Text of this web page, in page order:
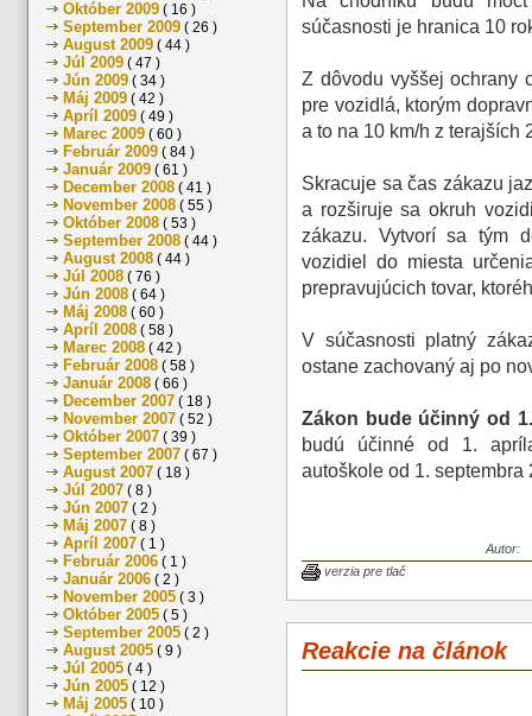
Október 2009 ( 16 )
September 2009 ( 26 )
August 2009 ( 44 )
Júl 2009 ( 47 )
Jún 2009 ( 34 )
Máj 2009 ( 42 )
Apríl 2009 ( 49 )
Marec 2009 ( 60 )
Február 2009 ( 84 )
Január 2009 ( 61 )
December 2008 ( 41 )
November 2008 ( 55 )
Október 2008 ( 53 )
September 2008 ( 44 )
August 2008 ( 44 )
Júl 2008 ( 76 )
Jún 2008 ( 64 )
Máj 2008 ( 60 )
Apríl 2008 ( 58 )
Marec 2008 ( 42 )
Február 2008 ( 58 )
Január 2008 ( 66 )
December 2007 ( 18 )
November 2007 ( 52 )
Október 2007 ( 39 )
September 2007 ( 67 )
August 2007 ( 18 )
Júl 2007 ( 8 )
Jún 2007 ( 2 )
Máj 2007 ( 8 )
Apríl 2007 ( 1 )
Február 2006 ( 1 )
Január 2006 ( 2 )
November 2005 ( 3 )
Október 2005 ( 5 )
September 2005 ( 2 )
August 2005 ( 9 )
Júl 2005 ( 4 )
Jún 2005 ( 12 )
Máj 2005 ( 10 )
súčasnosti je hranica 10
Z dôvodu vyššej ochrany
pre vozidlá, ktorým
a to na 10 km/h z terajších
Skracuje sa čas zákazu
a rozširuje sa okruh
zákazu. Vytvorí sa tým
vozidiel do miesta
prepravujúcich tovar,
V súčasnosti platný
ostane zachovaný aj po
Zákon bude účinný od
budú účinné od 1.
autoškole od 1. septembra
Autor:
verzia pre tlač
Reakcie na článok